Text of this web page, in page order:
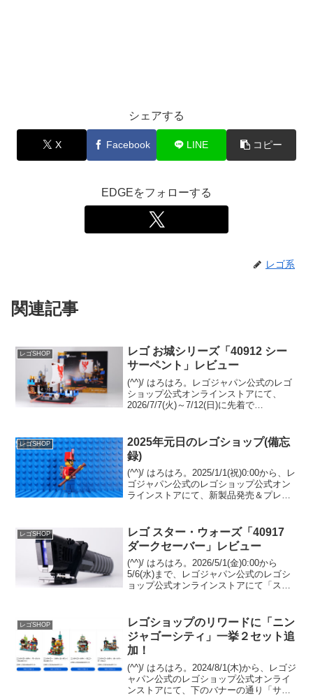
シェアする
X Facebook LINE コピー
EDGEをフォローする
レゴ系
関連記事
レゴSHOP
レゴ お城シリーズ「40912 シー
サーペント」レビュー
(^^)/ はろはろ。レゴジャパン公式のレゴ
ショップ公式オンラインストアにて、
2026/7/7(火)～7/12(日)に先着で
上の購入。 （オファーペー...
レゴSHOP
2025年元日のレゴショップ(備忘
録)
(^^)/ はろはろ。2025/1/1(祝)0:00から、レ
ゴジャパン公式のレゴショップ公式オン
ラインストアにて、新製品発売＆プレゼ
ので、来年2026年に同じ状況が発生...
レゴSHOP
レゴ スター・ウォーズ「40917
ダークセーバー」レビュー
(^^)/ はろはろ。2026/5/1(金)0:00から
5/6(水)まで、レゴジャパン公式のレゴシ
ョップ公式オンラインストアにて「スタ
ロリアン N-1スタ...
レゴSHOP
レゴショップのリワードに「ニン
ジャゴーシティ」一挙２セット追
加！
(^^)/ はろはろ。2024/8/1(木)から、レゴジ
ャパン公式のレゴショップ公式オンライ
ンストアにて、下のバナーの通り「サマ